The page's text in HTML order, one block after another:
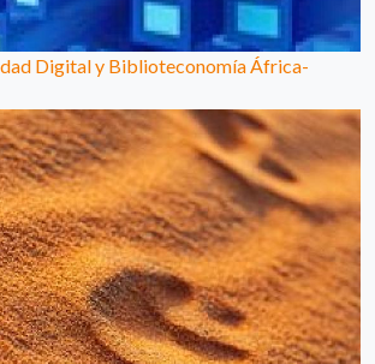
Digital y Biblioteconomía África-